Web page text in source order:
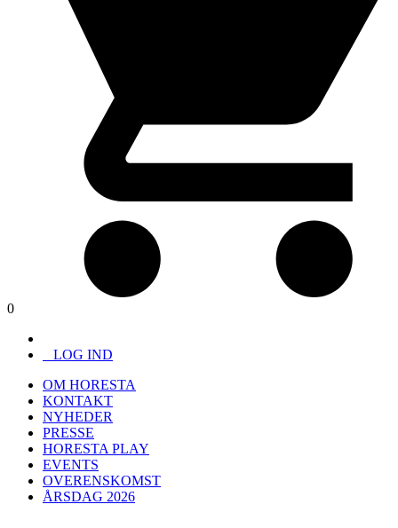
0
LOG IND
OM HORESTA
KONTAKT
NYHEDER
PRESSE
HORESTA PLAY
EVENTS
OVERENSKOMST
ÅRSDAG 2026